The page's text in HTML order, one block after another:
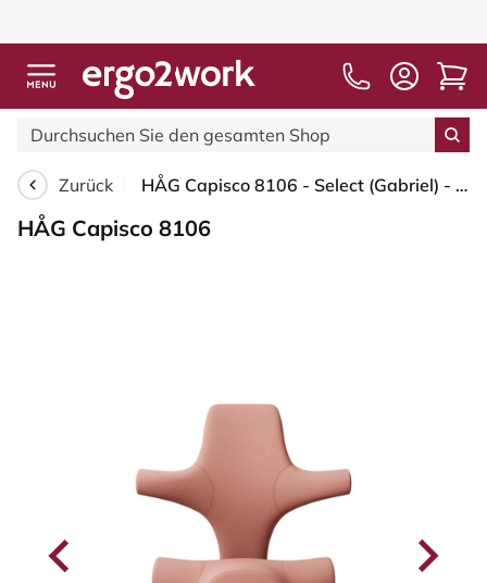
Zurück HÅG Capisco 8106 - Select (Gabriel) - Wolle / Polyamid - SC64213 - Light blush - Blush Rose - 200 mm (Sitzhöhe 46-64cm) - Bodengleiter
HÅG Capisco 8106